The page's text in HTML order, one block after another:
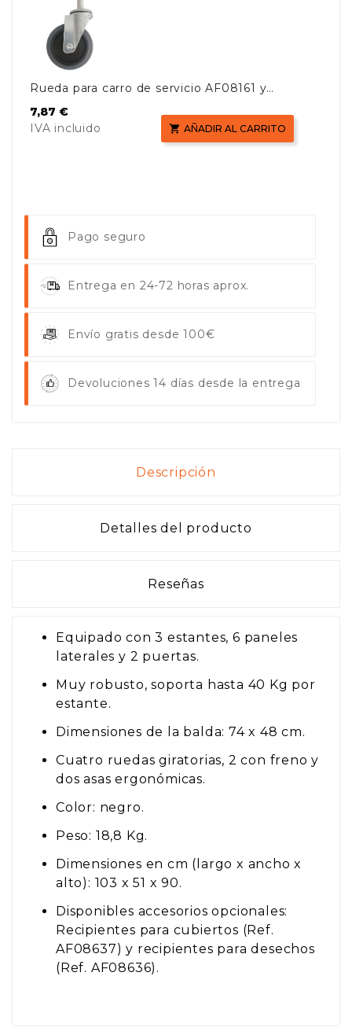
Rueda para carro de servicio AF08161 y
AF08161B
Precio
7,87 €
IVA incluido
 AÑADIR AL CARRITO
Pago seguro
Entrega en 24-72 horas aprox.
Envío gratis desde 100€
Devoluciones 14 días desde la entrega
Descripción
Detalles del producto
Reseñas
Equipado con 3 estantes, 6 paneles
laterales y 2 puertas.
Muy robusto, soporta hasta 40 Kg por
estante.
Dimensiones de la balda: 74 x 48 cm.
Cuatro ruedas giratorias, 2 con freno y
dos asas ergonómicas.
Color: negro.
Peso: 18,8 Kg.
Dimensiones en cm (largo x ancho x
alto): 103 x 51 x 90.
Disponibles accesorios opcionales:
Recipientes para cubiertos (Ref.
AF08637) y recipientes para desechos
(Ref. AF08636).